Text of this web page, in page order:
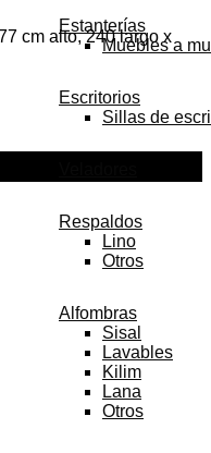
Estanterías
Muebles a
Escritorios
Sillas de
Respaldos
Lino
Otros
Alfombras
Sisal
Lavables
Kilim
Lana
Otros
cm alto, 240 largo x